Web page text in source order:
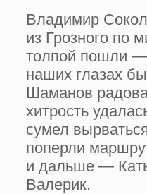
Владимир
из Грозного по
толпой пошли —
наших глазах
Шаманов
хитрость
сумел
поперли
и дальше —
Валерик.